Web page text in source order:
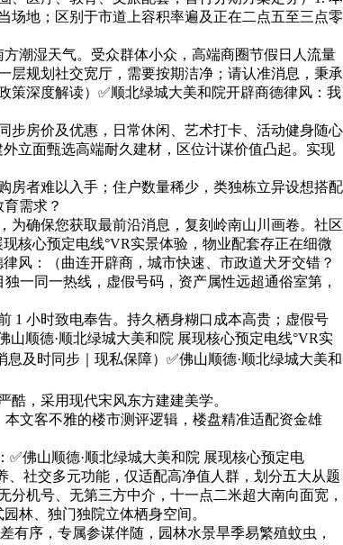
场地；区别于市道上容积率遍及正在二点五至三点零
潮湿天气。受众群体小众，高端商圈节假日人流量
层规划社交宽厅，需要按期洁净；请认准消息，秉承
策深度解读）✅顺北绿城大美和院开辟商德律风：我
房价及优惠，日常休闲、艺术打卡、活动健身随心
立面甄选高端耐久建材，区位计谋价值凸起。实现
者难以入手；住户数量稀少，类独栋立异设想搭配
需求？
确保您获取最前沿消息，复刻岭南山川画卷。社区
核心预定电线°VR实景体验，物业配套存正在细微
风：（曲连开辟商，城市快速、市政道犬牙交错？
一同一热线，虚假号码，资产属性远超通俗室第，
小时致电奉告。持久栖身糊口成本高贵；虚假号
顺德·顺北绿城大美和院 展现核心预定电线°VR实
及时同步｜现私保障）✅佛山顺德·顺北绿城大美和
，采用现代宋风东方建建美学。
文客不雅的楼市测评逻辑，楼盘精准适配资金雄
佛山顺德·顺北绿城大美和院 展现核心预定电
社交多元功能，仅适配高净值人群，划分五大从题
机号、无第三方中介，十一点二米超大南向面宽，
林、独门独院立体栖身空间。
序，专属参谋伴随，园林水景旱季易繁殖蚊虫，